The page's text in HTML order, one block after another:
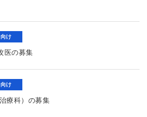
け
医の募集
け
療科）の募集